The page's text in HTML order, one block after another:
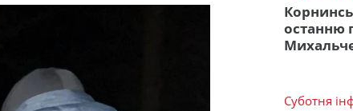
останню
Суботня